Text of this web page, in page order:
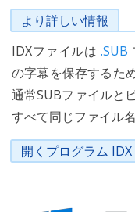
より詳しい情報
IDXファイルは.SUB
の字幕を保存するた
通常SUBファイルと
すべて同じファイル
開くプログラム